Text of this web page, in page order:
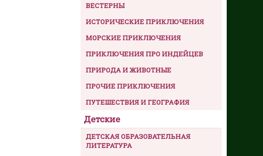
ВЕСТЕРНЫ
ИСТОРИЧЕСКИЕ ПРИКЛЮЧЕНИЯ
МОРСКИЕ ПРИКЛЮЧЕНИЯ
ПРИКЛЮЧЕНИЯ ПРО ИНДЕЙЦЕВ
ПРИРОДА И ЖИВОТНЫЕ
ПРОЧИЕ ПРИКЛЮЧЕНИЯ
ПУТЕШЕСТВИЯ И ГЕОГРАФИЯ
Детские
ДЕТСКАЯ ОБРАЗОВАТЕЛЬНАЯ
ЛИТЕРАТУРА